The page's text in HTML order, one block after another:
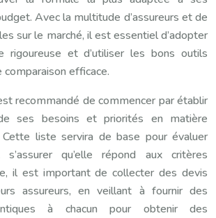
Avec la multitude d’assureurs et de
sur le marché, il est essentiel d’adopter
rigoureuse et d’utiliser les bons outils
efficace.
recommandé de commencer par établir
ses besoins et priorités en matière
Cette liste servira de base pour évaluer
qu’elle répond aux critères
il est important de collecter des devis
assureurs, en veillant à fournir des
à chacun pour obtenir des